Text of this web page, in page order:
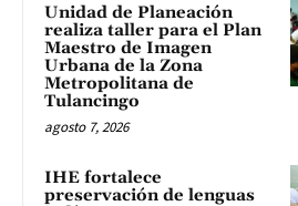
Unidad de Planeación
realiza taller para el Plan
Maestro de Imagen
Urbana de la Zona
Metropolitana de
Tulancingo
agosto 7, 2026
IHE fortalece
preservación de lenguas